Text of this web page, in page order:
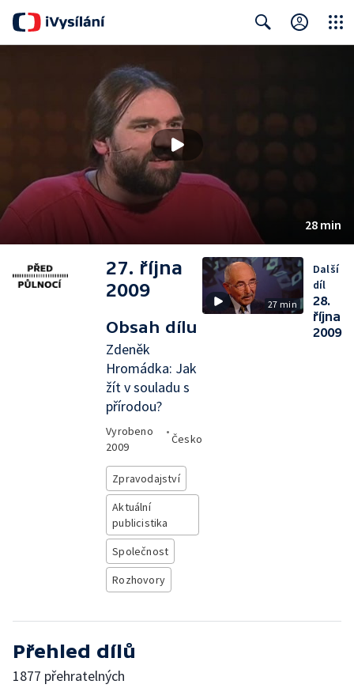
28 min
27. října
2009
Obsah dílu
Zdeněk
Hromádka: Jak
žít v souladu s
přírodou?
Vyrobeno
2009
•
Česko
Zpravodajství
Aktuální
publicistika
Společnost
Rozhovory
27 min
Další
díl
28.
října
2009
Přehled dílů
1877 přehratelných